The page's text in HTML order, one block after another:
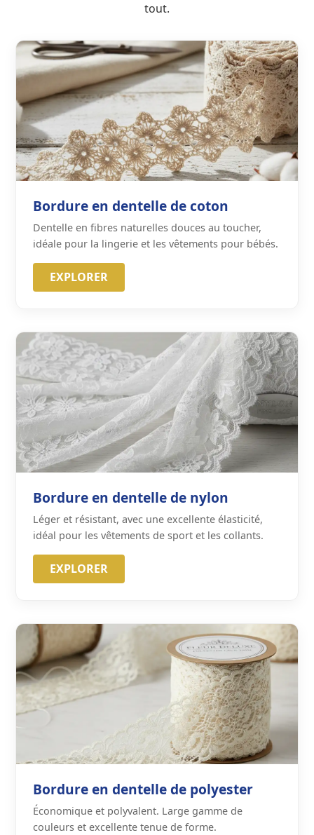
tout.
Bordure en dentelle de coton
Dentelle en fibres naturelles douces au toucher,
idéale pour la lingerie et les vêtements pour bébés.
EXPLORER
Bordure en dentelle de nylon
Léger et résistant, avec une excellente élasticité,
idéal pour les vêtements de sport et les collants.
EXPLORER
Bordure en dentelle de polyester
Économique et polyvalent. Large gamme de
couleurs et excellente tenue de forme.